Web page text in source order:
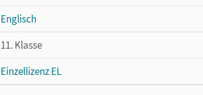
Englisch
11. Klasse
Einzellizenz EL